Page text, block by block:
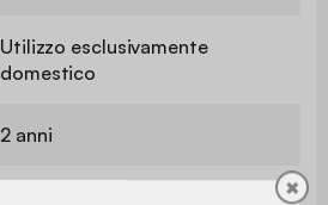
Utilizzo esclusivamente
domestico
2 anni